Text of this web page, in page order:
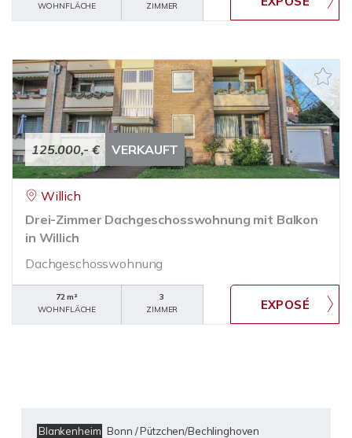
WOHNFLÄCHE
ZIMMER
125.000,- € VERKAUFT
Willich
Drei-Zimmer Dachgeschosswohnung mit Balkon
in Willich
Dachgeschosswohnung
72 m²
WOHNFLÄCHE
3
ZIMMER
Blankenheim Bonn / Pützchen/Bechlinghoven